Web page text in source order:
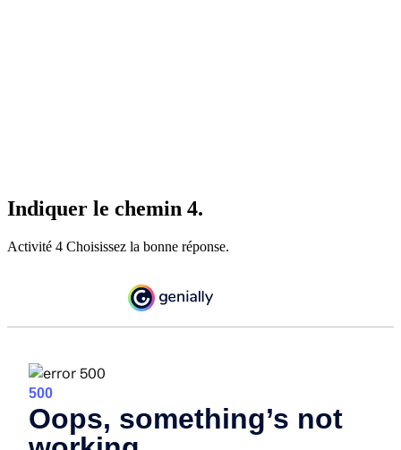
Indiquer le chemin 4.
Activité 4 Choisissez la bonne réponse.